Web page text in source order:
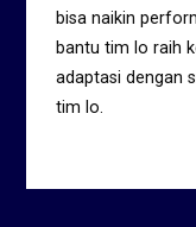
bisa naikin
bantu tim lo raih
adaptasi dengan
tim lo.